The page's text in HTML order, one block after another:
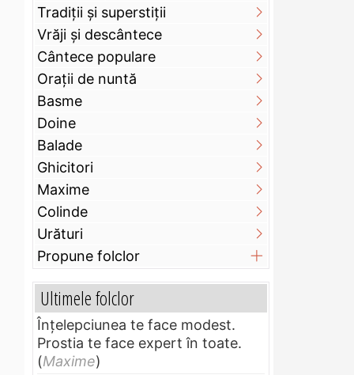
Tradiții și superstiții
Vrăji și descântece
Cântece populare
Orații de nuntă
Basme
Doine
Balade
Ghicitori
Maxime
Colinde
Urături
Propune folclor
Ultimele folclor
Înțelepciunea te face modest.
Prostia te face expert în toate.
(Maxime)